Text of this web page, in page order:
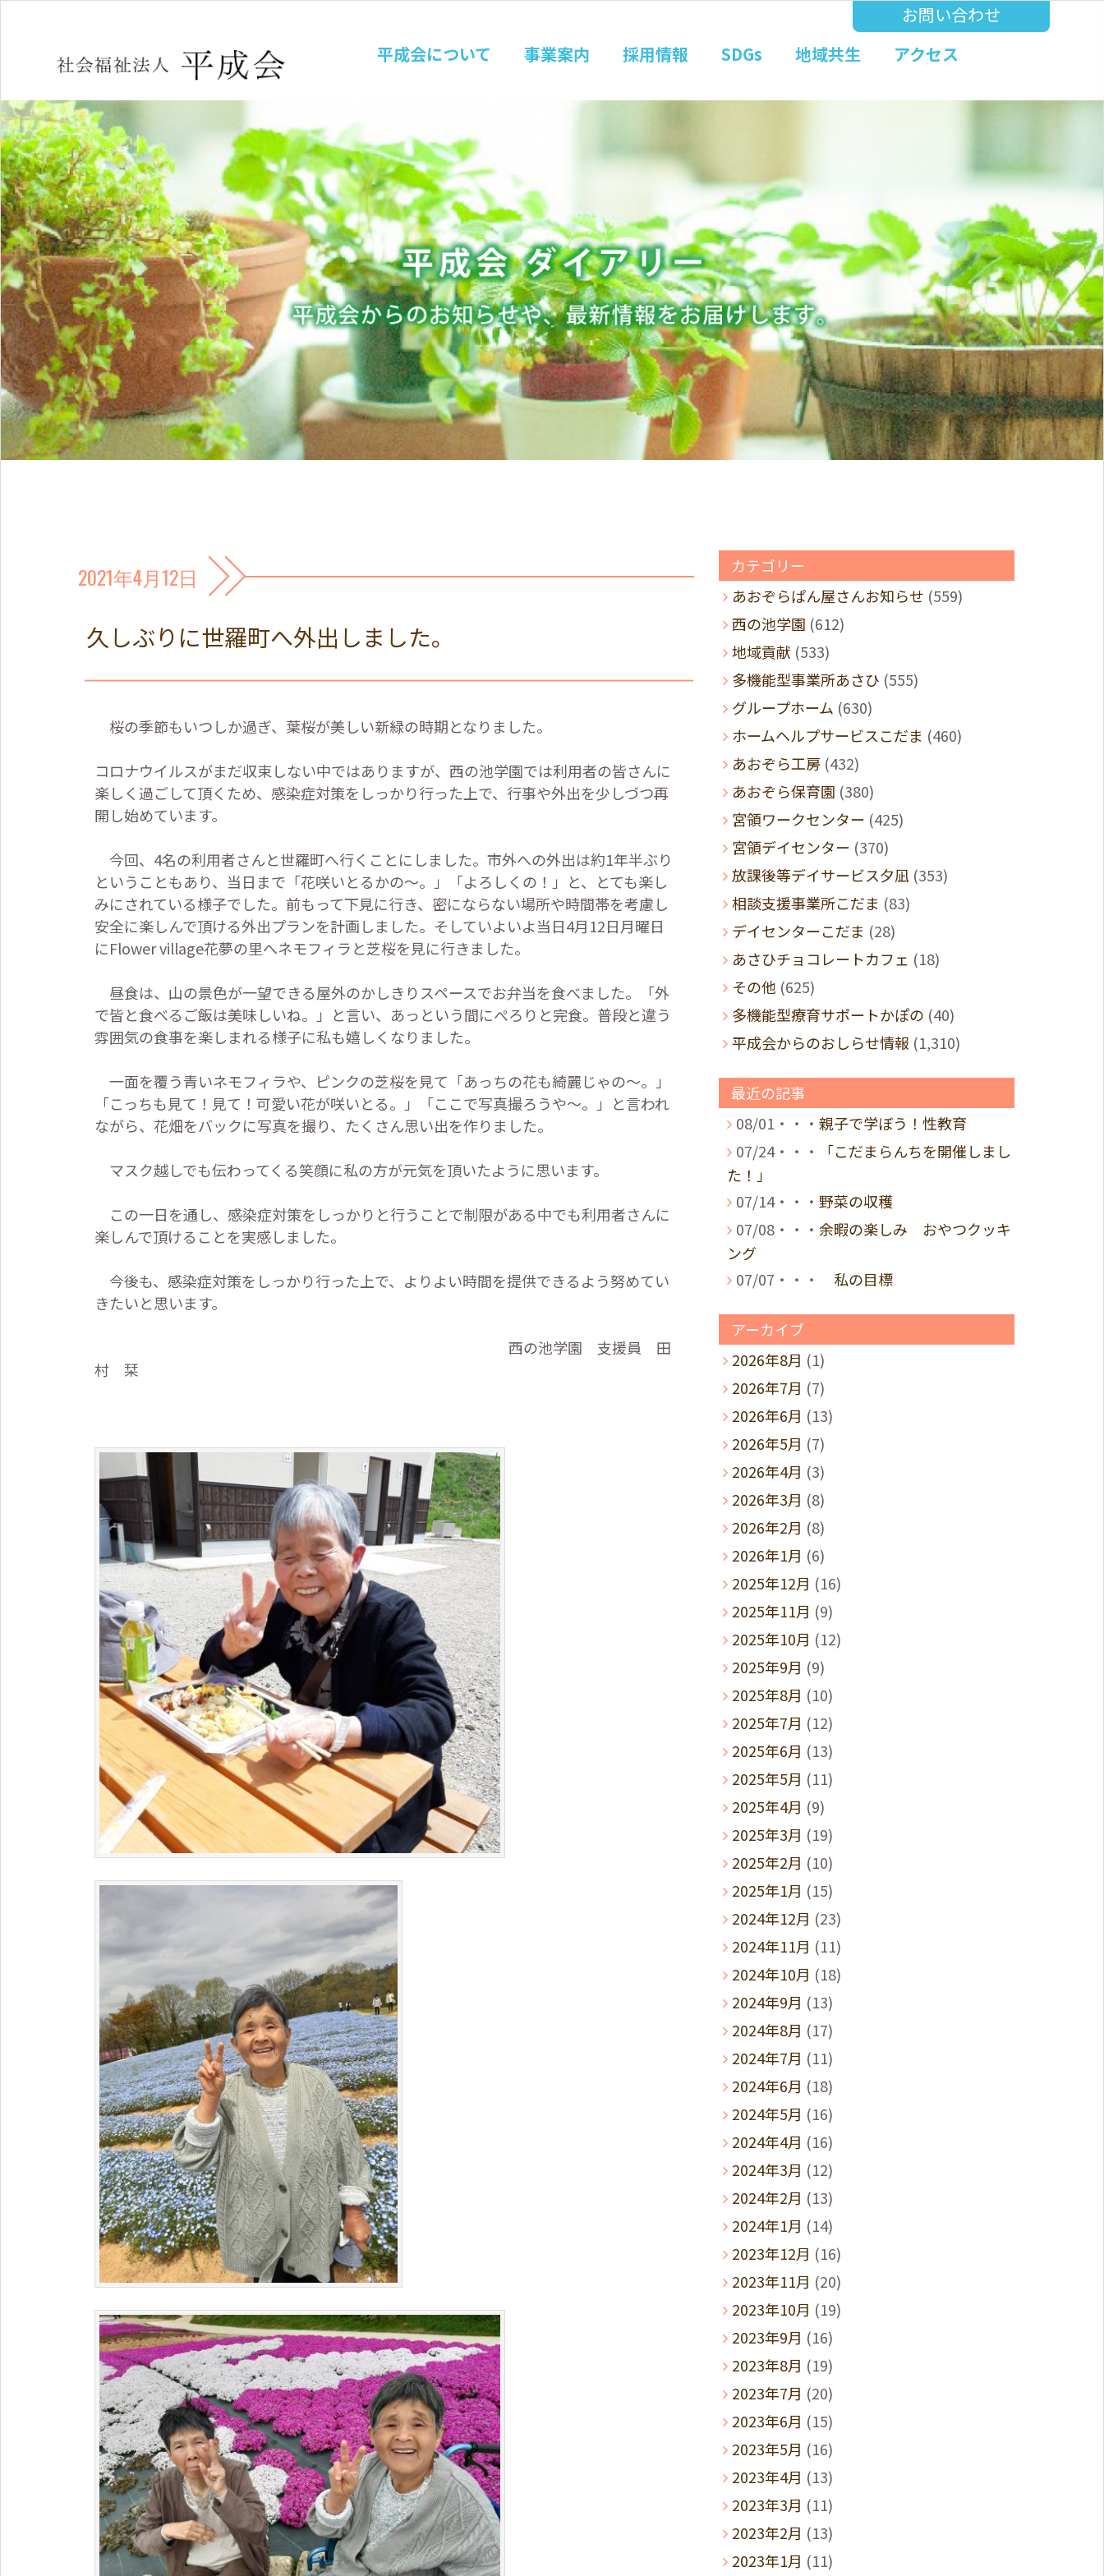
お問い合わせ
平成会について
事業案内 採用情報 SDGs 地域共生 アクセス
2021年4月12日
久しぶりに世羅町へ外出しました。
桜の季節もいつしか過ぎ、葉桜が美しい新緑の時期となりました。
コロナウイルスがまだ収束しない中ではありますが、西の池学園では利用者の皆さんに
楽しく過ごして頂くため、感染症対策をしっかり行った上で、行事や外出を少しづつ再
開し始めています。
今回、 4名の利用者さんと世羅町へ行くことにしました。市外への外出は約1年半ぶり
ということもあり、当日まで「花咲いとるかの～。」「よろしくの！」と、とても楽し
みにされている様子でした。前もって下見に行き、密にならない場所や時間帯を考慮し
安全に楽しんで頂ける外出プランを計画しました。そしていよいよ当日4月12日月曜日
にFlower village花夢の里へネモフィラと芝桜を見に行きました。
昼食は、山の景色が一望できる屋外のかしきりスペースでお弁当を食べました。「外
で皆と食べるご飯は美味しいね。」と言い、あっという間にぺろりと完食。普段と違う
雰囲気の食事を楽しまれる様子に私も嬉しくなりました。
一面を覆う青いネモフィラや、ピンクの芝桜を見て「あっちの花も綺麗じゃの～。」
「こっちも見て！見て！可愛い花が咲いとる。」「ここで写真撮ろうや～。」と言われ
ながら、花畑をバックに写真を撮り、たくさん思い出を作りました。
マスク越しでも伝わってくる笑顔に私の方が元気を頂いたように思います。
この一日を通し、感染症対策をしっかりと行うことで制限がある中でも利用者さんに
楽しんで頂けることを実感しました。
今後も、感染症対策をしっかり行った上で、よりよい時間を提供できるよう努めてい
きたいと思います。
西の池学園 支援員 田
村 栞
カテゴリー
あおぞらぱん屋さんお知らせ (559)
西の池学園 (612)
地域貢献 (533)
多機能型事業所あさひ (555)
グループホーム (630)
ホームヘルプサービスこだま (460)
あおぞら工房 (432)
あおぞら保育園 (380)
宮領ワークセンター (425)
宮領デイセンター (370)
放課後等デイサービス夕凪 (353)
相談支援事業所こだま (83)
デイセンターこだま (28)
あさひチョコレートカフェ (18)
その他 (625)
多機能型療育サポートかぽの (40)
平成会からのおしらせ情報 (1,310)
最近の記事
08/01・・・ 親子で学ぼう！性教育
07/24・・・
「こだまらんちを開催しまし
た！」
07/14・・・ 野菜の収穫
07/08・・・ 余暇の楽しみ おやつクッキ
ング
07/07・・・
私の目標
アーカイブ
2026年8月 (1)
2026年7月 (7)
2026年6月 (13)
2026年5月 (7)
2026年4月 (3)
2026年3月 (8)
2026年2月 (8)
2026年1月 (6)
2025年12月 (16)
2025年11月 (9)
2025年10月 (12)
2025年9月 (9)
2025年8月 (10)
2025年7月 (12)
2025年6月 (13)
2025年5月 (11)
2025年4月 (9)
2025年3月 (19)
2025年2月 (10)
2025年1月 (15)
2024年12月 (23)
2024年11月 (11)
2024年10月 (18)
2024年9月 (13)
2024年8月 (17)
2024年7月 (11)
2024年6月 (18)
2024年5月 (16)
2024年4月 (16)
2024年3月 (12)
2024年2月 (13)
2024年1月 (14)
2023年12月 (16)
2023年11月 (20)
2023年10月 (19)
2023年9月 (16)
2023年8月 (19)
2023年7月 (20)
2023年6月 (15)
2023年5月 (16)
2023年4月 (13)
2023年3月 (11)
2023年2月 (13)
2023年1月 (11)